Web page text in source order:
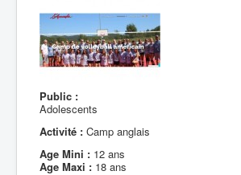
Public :
Adolescents
Activité : Camp anglais
Age Mini : 12 ans
Age Maxi : 18 ans